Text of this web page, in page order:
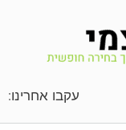
עקבו אחרינו: